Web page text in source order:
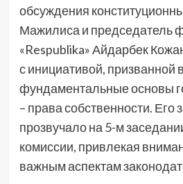
обсуждения
Мажилиса и председатель
«Respublika» Айдарбек
с инициативой, призванной
фундаментальные основы
– права собственности. Его
прозвучало на 5-м
комиссии, привлекая
важным аспектам